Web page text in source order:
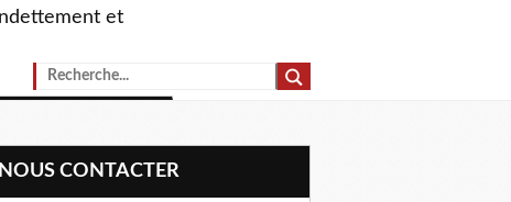
et
NOUS CONTACTER